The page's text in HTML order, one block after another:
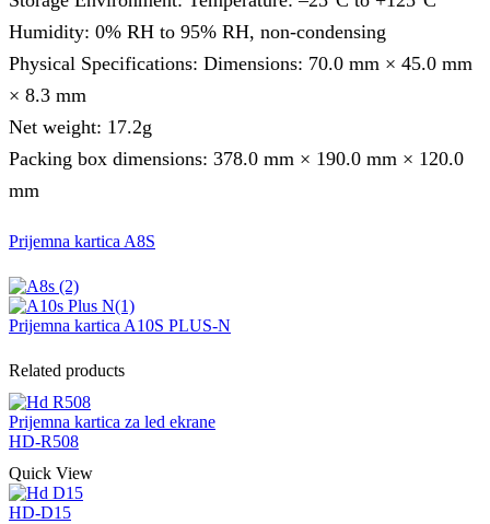
Humidity: 0% RH to 95% RH, non-condensing
Physical Specifications: Dimensions: 70.0 mm × 45.0 mm
× 8.3 mm
Net weight: 17.2g
Packing box dimensions: 378.0 mm × 190.0 mm × 120.0
mm
Prijemna kartica A8S
Prijemna kartica A10S PLUS-N
Related products
Prijemna kartica za led ekrane
HD-R508
Quick View
HD-D15